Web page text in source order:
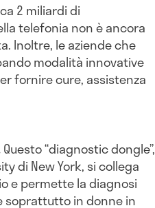
2 miliardi di
telefonia non è ancora
Inoltre, le aziende che
modalità innovative
fornire cure, assistenza
Questo “diagnostic dongle”,
di New York, si collega
e permette la diagnosi
soprattutto in donne in